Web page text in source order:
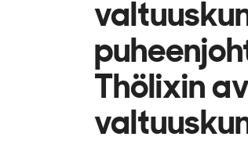
Thölixin